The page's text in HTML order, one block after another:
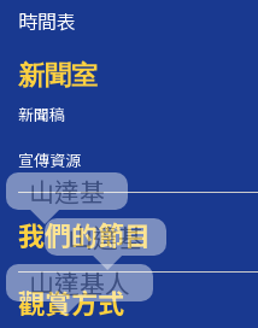
時間表
新聞室
新聞稿
宣傳資源
我們的節目
觀賞方式